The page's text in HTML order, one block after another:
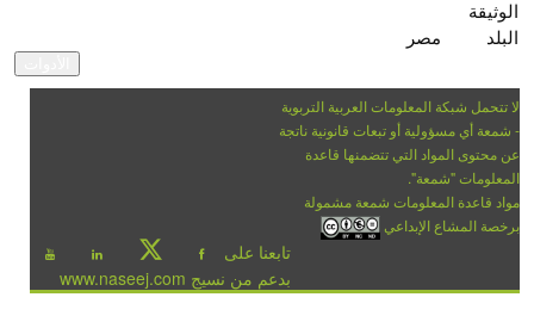
الوثيقة
البلد مصر
لا تتحمل شبكة المعلومات العربية التربوية
- شمعة أي مسؤولية أو تبعات قانونية ناتجة
عن محتوى المواد التي تتضمنها قاعدة
المعلومات "شمعة".
مواد قاعدة المعلومات شمعة مشمولة
برخصة المشاع الإبداعي
تابعنا على
بدعم من نسيج www.naseej.com